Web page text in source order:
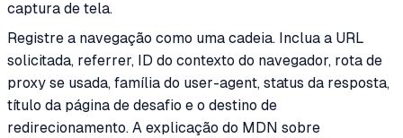
captura de tela.
Registre a navegação como uma cadeia. Inclua a URL
solicitada, referrer, ID do contexto do navegador, rota de
proxy se usada, família do user-agent, status da resposta,
título da página de desafio e o destino de
redirecionamento. A explicação do MDN sobre